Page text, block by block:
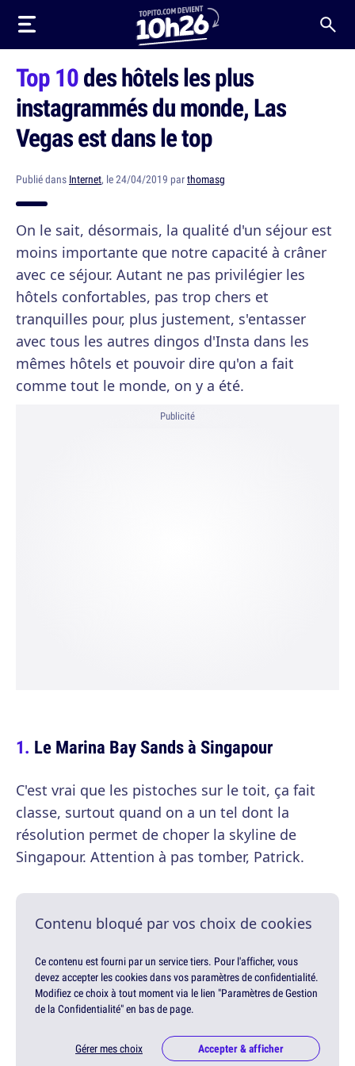
Top 10des hôtels les plus
instagrammés du monde, Las
Vegas est dans le top
Publié dans Internet, le 24/04/2019 parthomasg
On le sait, désormais, la qualité d'un séjour est
moins importante que notre capacité à crâner
avec ce séjour. Autant ne pas privilégier les
hôtels confortables, pas trop chers et
tranquilles pour, plus justement, s'entasser
avec tous les autres dingos d'Insta dans les
mêmes hôtels et pouvoir dire qu'on a fait
comme tout le monde, on y a été.
Publicité
Le Marina Bay Sands à Singapour
C'est vrai que les pistoches sur le toit, ça fait
classe, surtout quand on a un tel dont la
résolution permet de choper la skyline de
Singapour. Attention à pas tomber, Patrick.
Contenu bloqué par vos choix de cookies
Ce contenu est fourni par un service tiers. Pour l'afficher, vous
devez accepter les cookies dans vos paramètres de confidentialité.
Modifiez ce choix à tout moment via le lien "Paramètres de Gestion
de la Confidentialité" en bas de page.
Gérer mes choix Accepter & afficher